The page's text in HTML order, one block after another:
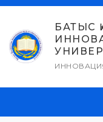
Skip
content
БАТЫС